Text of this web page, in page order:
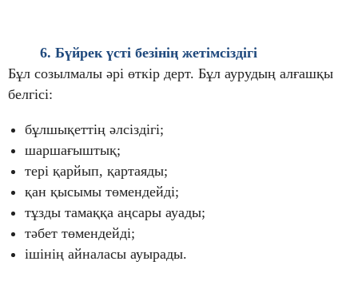
6. Бүйрек үсті безінің жетімсіздігі
Бұл созылмалы әрі өткір дерт. Бұл аурудың алғашқы
белгісі:
бұлшықеттің әлсіздігі;
шаршағыштық;
тері қарйып, қартаяды;
қан қысымы төмендейді;
тұзды тамаққа аңсары ауады;
тәбет төмендейді;
ішінің айналасы ауырады.